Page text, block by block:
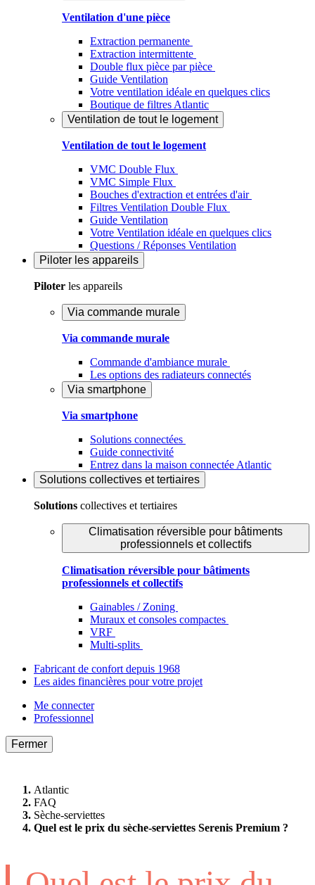
Ventilation d'une pièce
Extraction permanente
Extraction intermittente
Double flux pièce par pièce
Guide Ventilation
Votre ventilation idéale en quelques clics
Boutique de filtres Atlantic
Ventilation de tout le logement
Ventilation de tout le logement
VMC Double Flux
VMC Simple Flux
Bouches d'extraction et entrées d'air
Filtres Ventilation Double Flux
Guide Ventilation
Votre Ventilation idéale en quelques clics
Questions / Réponses Ventilation
Piloter les appareils
Piloter les appareils
Via commande murale
Via commande murale
Commande d'ambiance murale
Les options des radiateurs connectés
Via smartphone
Via smartphone
Solutions connectées
Guide connectivité
Entrez dans la maison connectée Atlantic
Solutions collectives et tertiaires
Solutions collectives et tertiaires
Climatisation réversible pour bâtiments
professionnels et collectifs
Climatisation réversible pour bâtiments
professionnels et collectifs
Gainables / Zoning
Muraux et consoles compactes
VRF
Multi-splits
Fabricant de confort depuis 1968
Les aides financières pour votre projet
Me connecter
Professionnel
Fermer
Atlantic
FAQ
Sèche-serviettes
Quel est le prix du sèche-serviettes Serenis Premium ?